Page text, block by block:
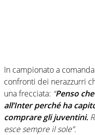
In campionato a
confronti dei nerazzurri
una frecciata: “Penso
all’Inter perché ha
comprare gli juventini.
esce sempre il sole”.